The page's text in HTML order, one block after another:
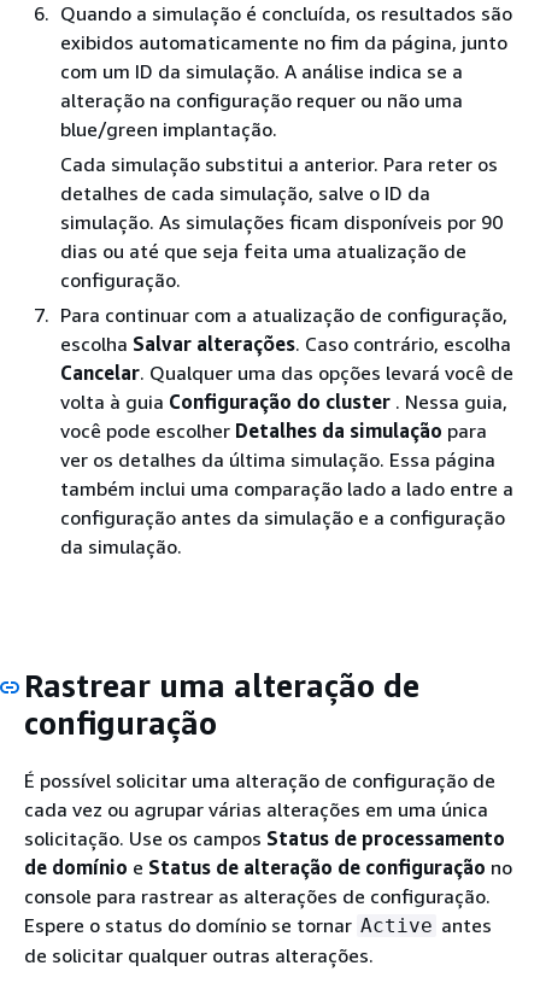
Quando a simulação é concluída, os resultados são
exibidos automaticamente no fim da página, junto
com um ID da simulação. A análise indica se a
alteração na configuração requer ou não uma
blue/green implantação.
Cada simulação substitui a anterior. Para reter os
detalhes de cada simulação, salve o ID da
simulação. As simulações ficam disponíveis por 90
dias ou até que seja feita uma atualização de
configuração.
Para continuar com a atualização de configuração,
escolha Salvar alterações. Caso contrário, escolha
Cancelar. Qualquer uma das opções levará você de
volta à guia Configuração do cluster . Nessa guia,
você pode escolher Detalhes da simulação para
ver os detalhes da última simulação. Essa página
também inclui uma comparação lado a lado entre a
configuração antes da simulação e a configuração
da simulação.
Rastrear uma alteração de
configuração
É possível solicitar uma alteração de configuração de
cada vez ou agrupar várias alterações em uma única
solicitação. Use os campos Status de processamento
de domínio e Status de alteração de configuração no
console para rastrear as alterações de configuração.
Espere o status do domínio se tornar Active antes
de solicitar qualquer outras alterações.